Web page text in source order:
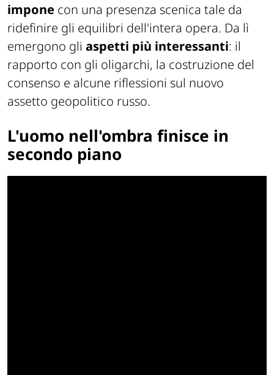
impone con una presenza scenica tale da
ridefinire gli equilibri dell'intera opera. Da lì
emergono gli aspetti più interessanti: il
rapporto con gli oligarchi, la costruzione del
consenso e alcune riflessioni sul nuovo
assetto geopolitico russo.
L'uomo nell'ombra finisce in
secondo piano